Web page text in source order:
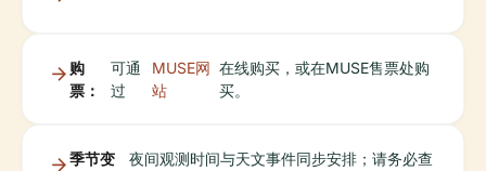
购
票：
可通
过
MUSE网
站
在线购买，或在MUSE售票处购
买。
季节变
夜间观测时间与天文事件同步安排；请务必查